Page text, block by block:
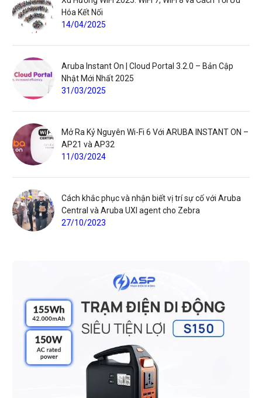
Hóa Kết Nối
14/04/2025
Aruba Instant On | Cloud Portal 3.2.0 – Bản Cập
Nhật Mới Nhất 2025
31/03/2025
Mở Ra Kỷ Nguyên Wi-Fi 6 Với ARUBA INSTANT ON –
AP21 và AP32
11/03/2024
Cách khắc phục và nhận biết vị trí sự cố với Aruba
Central và Aruba UXI agent cho Zebra
27/10/2023